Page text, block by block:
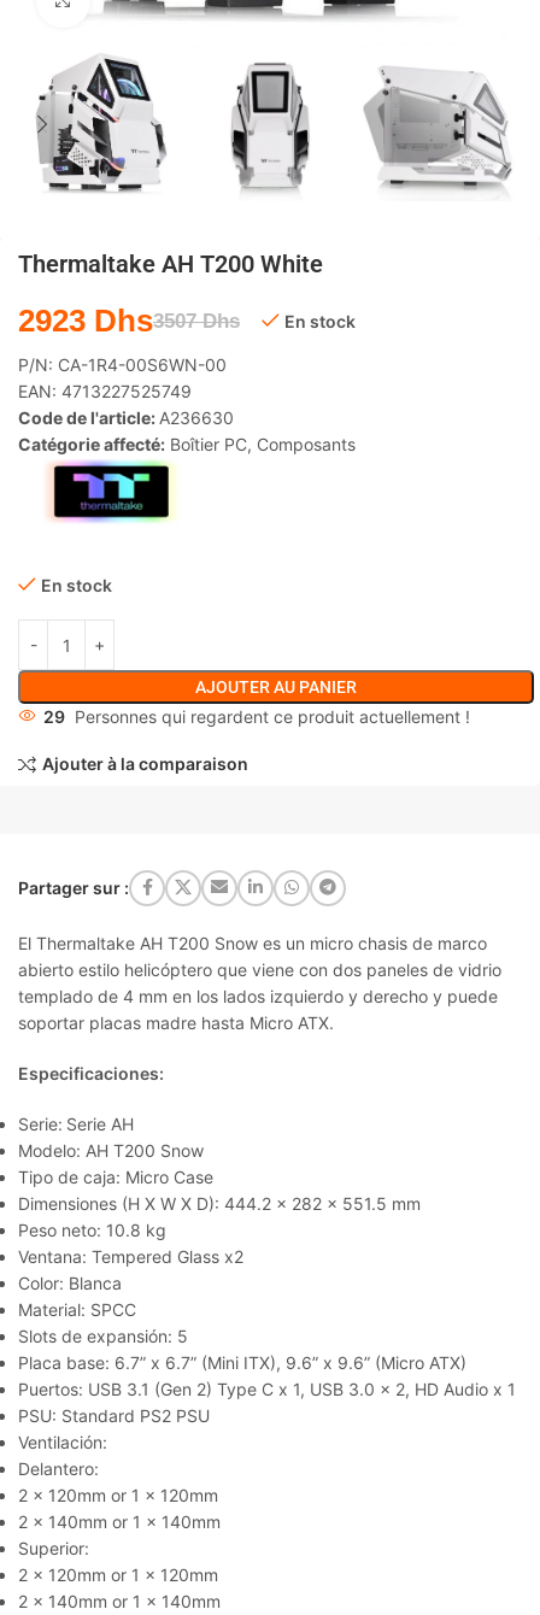
Thermaltake AH T200 White
3507Dhs
2923 Dhs En stock
P/N: CA-1R4-00S6WN-00
EAN: 4713227525749
Code de l'article: A236630
Catégorie affecté: Boîtier PC, Composants
En stock
AJOUTER AU PANIER
29 Personnes qui regardent ce produit actuellement !
Ajouter à la comparaison
Partager sur :
El Thermaltake AH T200 Snow es un micro chasis de marco
abierto estilo helicóptero que viene con dos paneles de vidrio
templado de 4 mm en los lados izquierdo y derecho y puede
soportar placas madre hasta Micro ATX.
Especificaciones:
Serie: Serie AH
Modelo: AH T200 Snow
Tipo de caja: Micro Case
Dimensiones (H X W X D): 444.2 x 282 x 551.5 mm
Peso neto: 10.8 kg
Ventana: Tempered Glass x2
Color: Blanca
Material: SPCC
Slots de expansión: 5
Placa base: 6.7” x 6.7” (Mini ITX), 9.6” x 9.6” (Micro ATX)
Puertos: USB 3.1 (Gen 2) Type C x 1, USB 3.0 x 2, HD Audio x 1
PSU: Standard PS2 PSU
Ventilación:
Delantero:
2 x 120mm or 1 x 120mm
2 x 140mm or 1 x 140mm
Superior:
2 x 120mm or 1 x 120mm
2 x 140mm or 1 x 140mm